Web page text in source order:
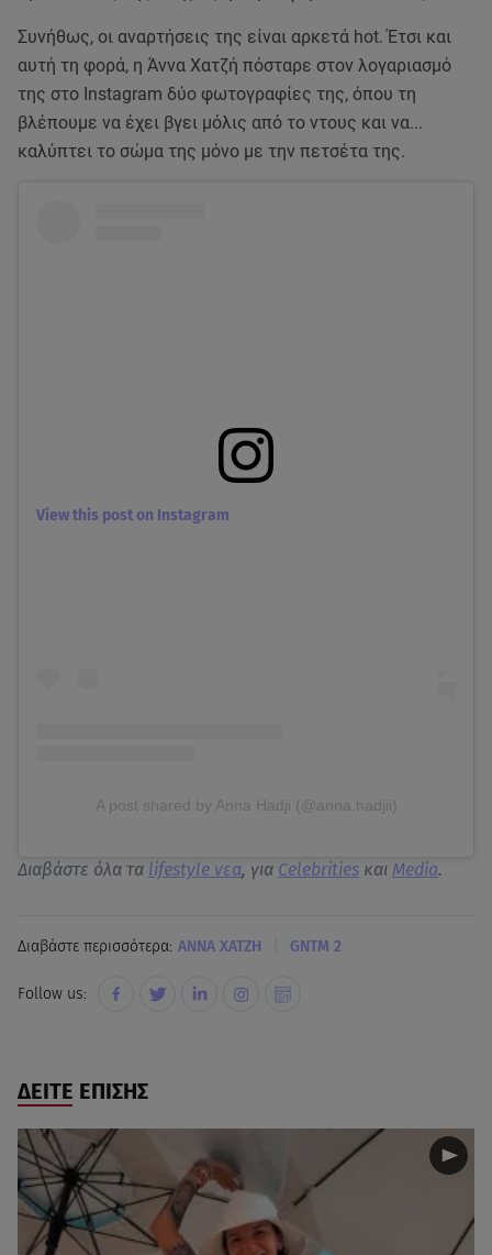
Συνήθως, οι αναρτήσεις της είναι αρκετά hot. Έτσι και
αυτή τη φορά, η Άννα Χατζή πόσταρε στον λογαριασμό
της στο Instagram δύο φωτογραφίες της, όπου τη
βλέπουμε να έχει βγει μόλις από το ντους και να...
καλύπτει το σώμα της μόνο με την πετσέτα της.
View this post on Instagram
A post shared by Anna Hadji (@anna.hadjii)
Διαβάστε όλα τα lifestyle νεα, για Celebrities και Media.
Διαβάστε περισσότερα: ΑΝΝΑ ΧΑΤΖΗ GNTM 2
Follow us:
ΔΕΙΤΕ ΕΠΙΣΗΣ